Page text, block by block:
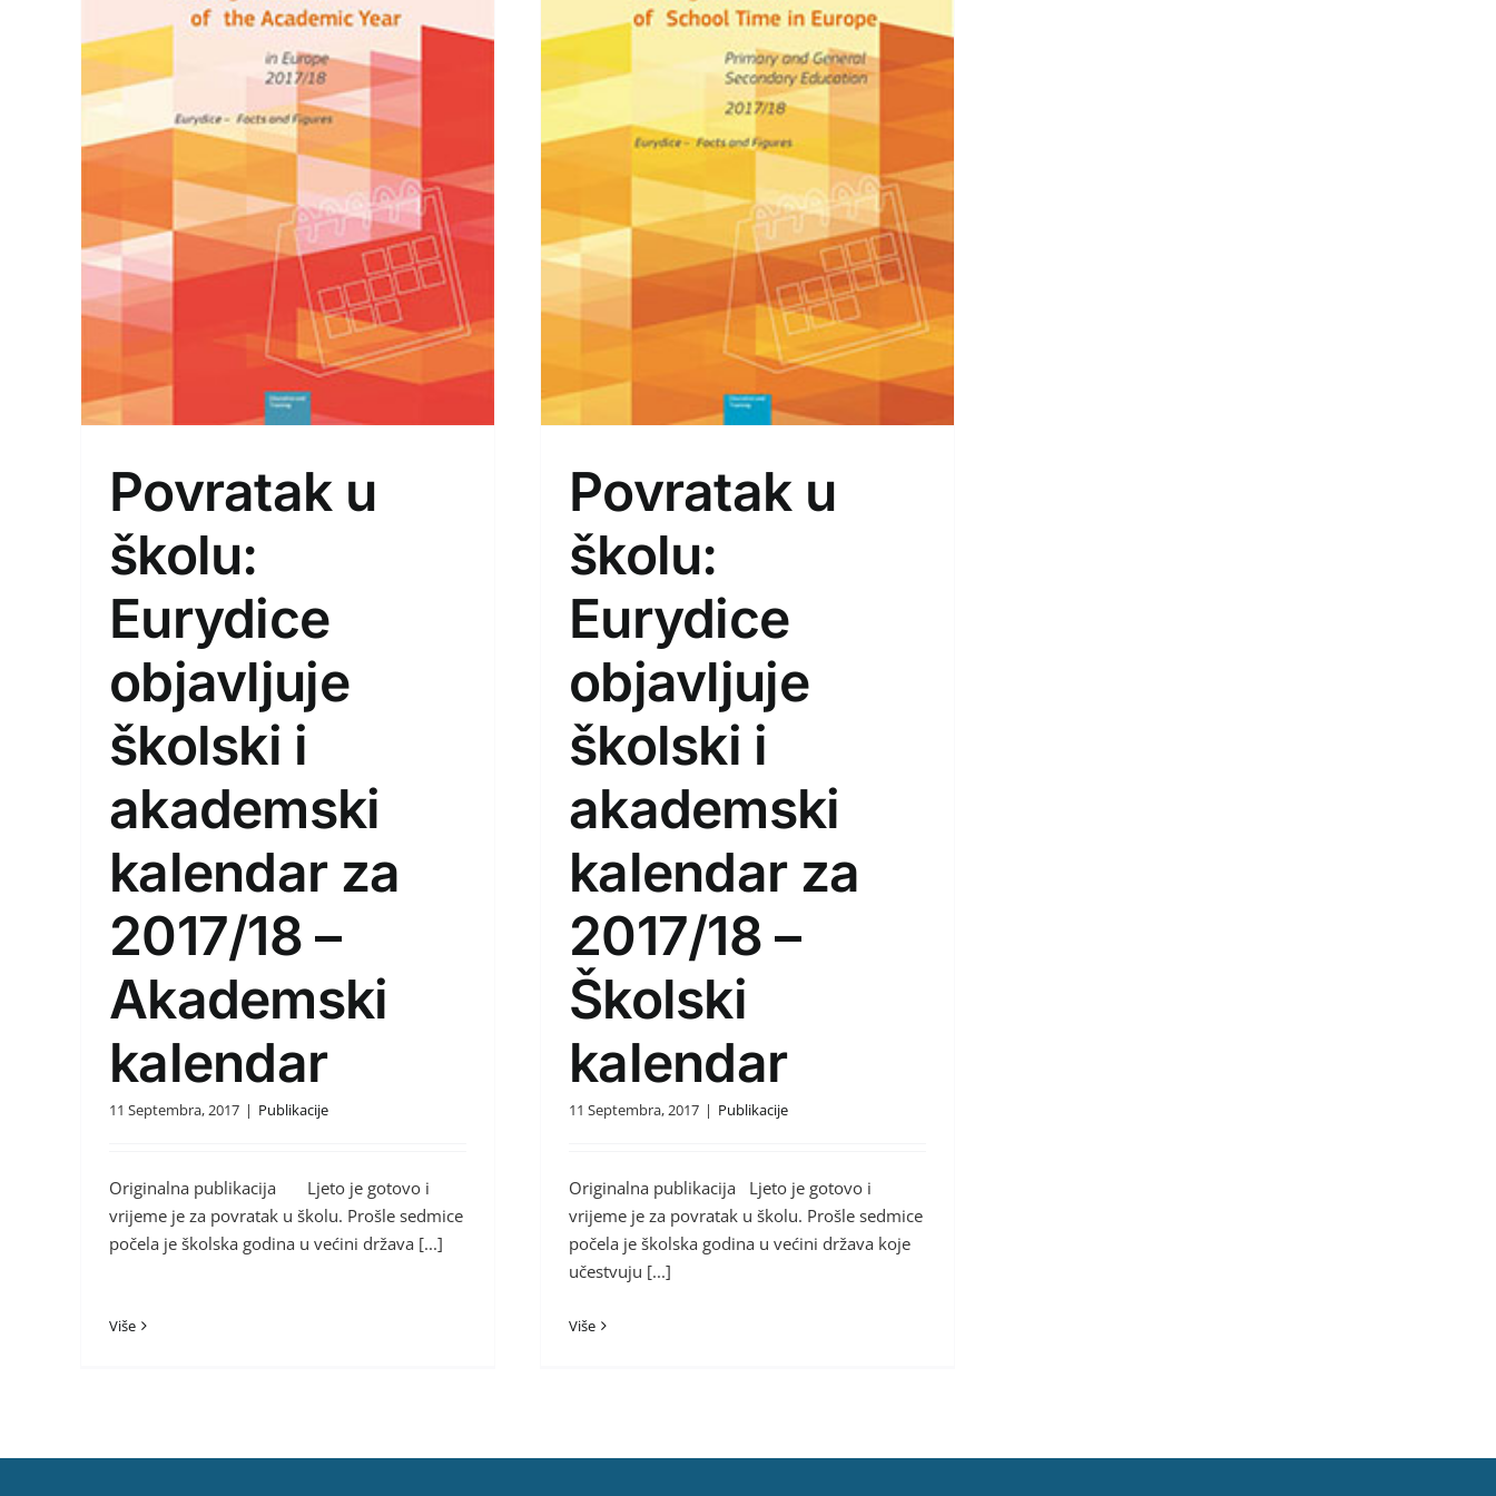
Povratak u
školu:
Eurydice
objavljuje
školski i
akademski
kalendar za
2017/18 –
Akademski
kalendar
11 Septembra, 2017 | Publikacije
Originalna publikacija Ljeto je gotovo i
vrijeme je za povratak u školu. Prošle sedmice
počela je školska godina u većini država [...]
Više
Povratak u školu: Eurydice
objavljuje školski i
akademski kalendar za
2017/18 – Školski kalendar
Publikacije
Povratak u
školu:
Eurydice
objavljuje
školski i
akademski
kalendar za
2017/18 –
Školski
kalendar
11 Septembra, 2017 | Publikacije
Originalna publikacija Ljeto je gotovo i
vrijeme je za povratak u školu. Prošle sedmice
počela je školska godina u većini država koje
učestvuju [...]
Više